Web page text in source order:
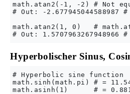
math.atan2(-1, -2) # Not
# Out: -
math.atan2(1, 0)   #
Hyperbolischer Sinus,
# Hyperbolic sine function
math.sinh(math.pi) # =
math.asinh(1)      # =